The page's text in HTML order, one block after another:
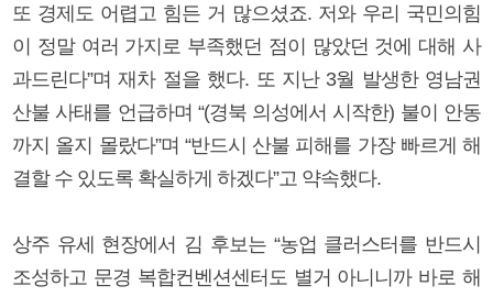
또 경제도 어렵고 힘든 거 많으셨죠. 저와 우리 국민의힘
이 정말 여러 가지로 부족했던 점이 많았던 것에 대해 사
과드린다”며 재차 절을 했다. 또 지난 3월 발생한 영남권
산불 사태를 언급하며 “(경북 의성에서 시작한) 불이 안동
까지 올지 몰랐다”며 “반드시 산불 피해를 가장 빠르게 해
결할 수 있도록 확실하게 하겠다”고 약속했다.
상주 유세 현장에서 김 후보는 “농업 클러스터를 반드시
조성하고 문경 복합컨벤션센터도 별거 아니니까 바로 해